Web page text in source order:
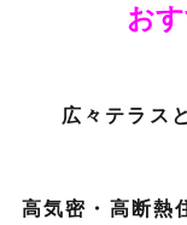
お
広々テラス
高気密・高断熱